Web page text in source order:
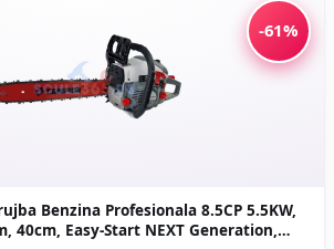
-61%
Benzina Profesionala 8.5CP 5.5KW,
40cm, Easy-Start NEXT Generation,